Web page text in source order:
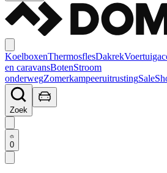
KoelboxenThermosflesDakrek
en caravansBotenStroom
onderwegZomerkampeeruitrustingSale
Zoek
0